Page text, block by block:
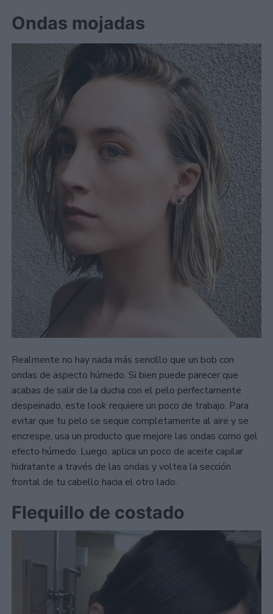
Ondas mojadas
Realmente no hay nada más sencillo que un bob con
ondas de aspecto húmedo. Si bien puede parecer que
acabas de salir de la ducha con el pelo perfectamente
despeinado, este look requiere un poco de trabajo. Para
evitar que tu pelo se seque completamente al aire y se
encrespe, usa un producto que mejore las ondas como gel
efecto húmedo. Luego, aplica un poco de aceite capilar
hidratante a través de las ondas y voltea la sección
frontal de tu cabello hacia el otro lado.
Flequillo de costado